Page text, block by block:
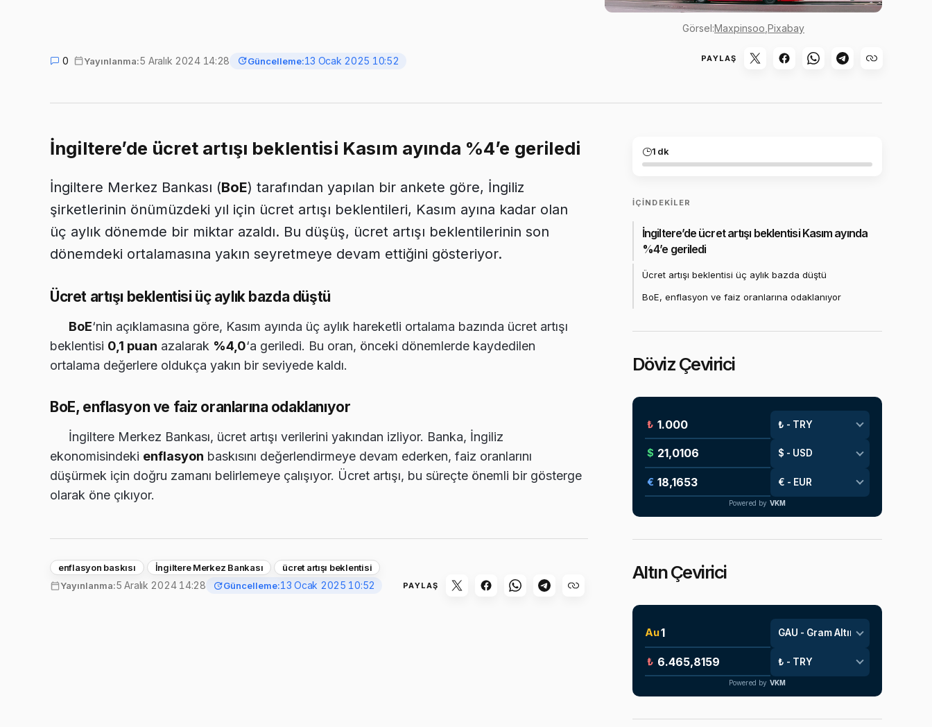
Görsel:Maxpinsoo Pixabay
0 Yayınlanma:5 Aralık 2024 14:28 Güncelleme:13 Ocak 2025 10:52 PAYLAŞ
İngiltere’de ücret artışı beklentisi Kasım ayında %4’e geriledi
İngiltere Merkez Bankası (BoE) tarafından yapılan bir ankete göre, İngiliz
şirketlerinin önümüzdeki yıl için ücret artışı beklentileri, Kasım ayına kadar olan
üç aylık dönemde bir miktar azaldı. Bu düşüş, ücret artışı beklentilerinin son
dönemdeki ortalamasına yakın seyretmeye devam ettiğini gösteriyor.
Ücret artışı beklentisi üç aylık bazda düştü
BoE‘nin açıklamasına göre, Kasım ayında üç aylık hareketli ortalama bazında ücret artışı
beklentisi 0,1 puan azalarak %4,0‘a geriledi. Bu oran, önceki dönemlerde kaydedilen
ortalama değerlere oldukça yakın bir seviyede kaldı.
BoE, enflasyon ve faiz oranlarına odaklanıyor
İngiltere Merkez Bankası, ücret artışı verilerini yakından izliyor. Banka, İngiliz
ekonomisindeki enflasyon baskısını değerlendirmeye devam ederken, faiz oranlarını
düşürmek için doğru zamanı belirlemeye çalışıyor. Ücret artışı, bu süreçte önemli bir gösterge
olarak öne çıkıyor.
enflasyon baskısı İngiltere Merkez Bankası
ücret artışı beklentisi
Yayınlanma:5 Aralık 2024 14:28 Güncelleme:13 Ocak 2025 10:52 PAYLAŞ
1 dk
İÇINDEKILER
İngiltere’de ücret artışı beklentisi Kasım ayında
%4’e geriledi
Ücret artışı beklentisi üç aylık bazda düştü
BoE, enflasyon ve faiz oranlarına odaklanıyor
Döviz Çevirici
₺
$
€
Powered by VKM
Altın Çevirici
Au
₺
Powered by VKM